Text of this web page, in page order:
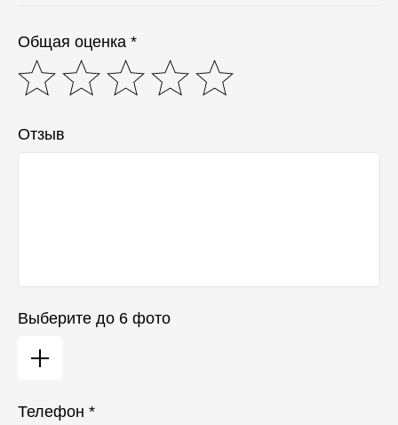
Общая оценка *
Отзыв
Выберите до 6 фото
Телефон *